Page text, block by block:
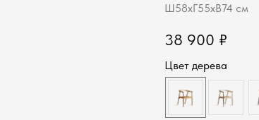
Ш58хГ55хВ74 см
38 900 ₽
Цвет дерева